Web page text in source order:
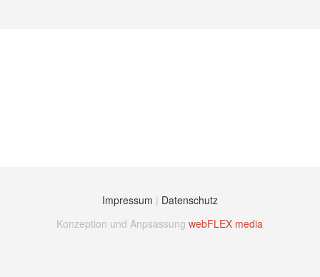
Impressum | Datenschutz
Konzeption und AnpsassungwebFLEX media